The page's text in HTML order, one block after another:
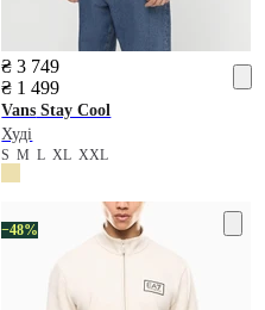
₴ 3 749
₴ 1 499
Vans Stay Cool
Худі
SMLXLXXL
−48%